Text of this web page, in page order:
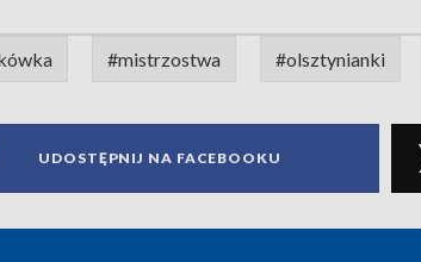
#mistrzostwa #olsztynianki
UDOSTĘPNIJ NA FACEBOOKU